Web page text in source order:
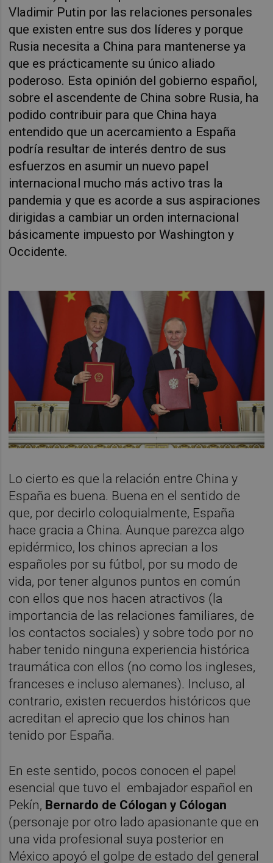
Vladimir Putin por las relaciones personales
que existen entre sus dos líderes y porque
Rusia necesita a China para mantenerse ya
que es prácticamente su único aliado
poderoso. Esta opinión del gobierno español,
sobre el ascendente de China sobre Rusia, ha
podido contribuir para que China haya
entendido que un acercamiento a España
podría resultar de interés dentro de sus
esfuerzos en asumir un nuevo papel
internacional mucho más activo tras la
pandemia y que es acorde a sus aspiraciones
dirigidas a cambiar un orden internacional
básicamente impuesto por Washington y
Occidente.
Lo cierto es que la relación entre China y
España es buena. Buena en el sentido de
que, por decirlo coloquialmente, España
hace gracia a China. Aunque parezca algo
epidérmico, los chinos aprecian a los
españoles por su fútbol, por su modo de
vida, por tener algunos puntos en común
con ellos que nos hacen atractivos (la
importancia de las relaciones familiares, de
los contactos sociales) y sobre todo por no
haber tenido ninguna experiencia histórica
traumática con ellos (no como los ingleses,
franceses e incluso alemanes). Incluso, al
contrario, existen recuerdos históricos que
acreditan el aprecio que los chinos han
tenido por España.
En este sentido, pocos conocen el papel
esencial que tuvo el embajador español en
Pekín, Bernardo de Cólogan y Cólogan
(personaje por otro lado apasionante que en
una vida profesional suya posterior en
México apoyó el golpe de estado del general